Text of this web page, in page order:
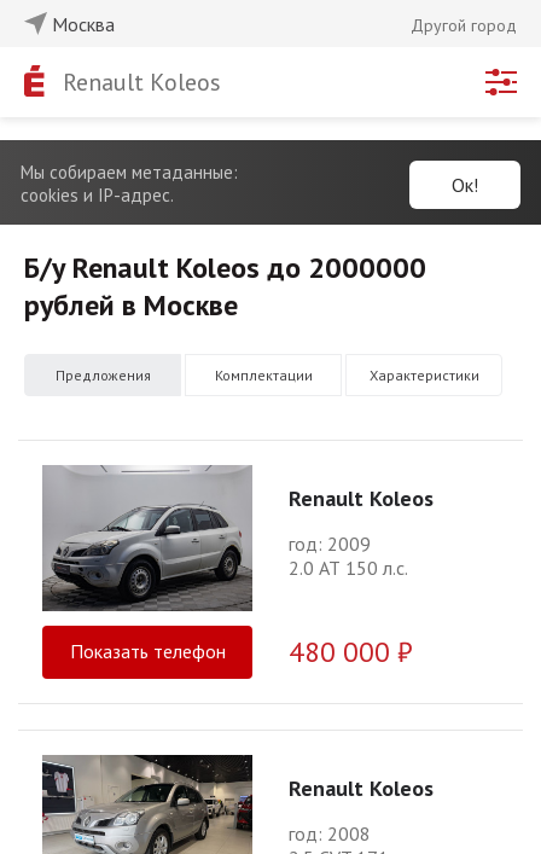
Москва Другой город
Renault Koleos
Мы собираем метаданные:
cookies и IP-адрес.
Ок!
Б/у Renault Koleos до 2000000
рублей в Москве
Предложения Комплектации Характеристики
Renault Koleos
год: 2009
2.0 АТ 150 л.с.
Показать телефон 480 000 ₽
Renault Koleos
год: 2008